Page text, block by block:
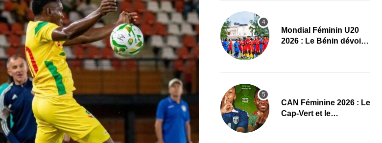
Mondial Féminin U20
2026 : Le Bénin dévoile
CAN Féminine 2026 : Le
Cap-Vert et le